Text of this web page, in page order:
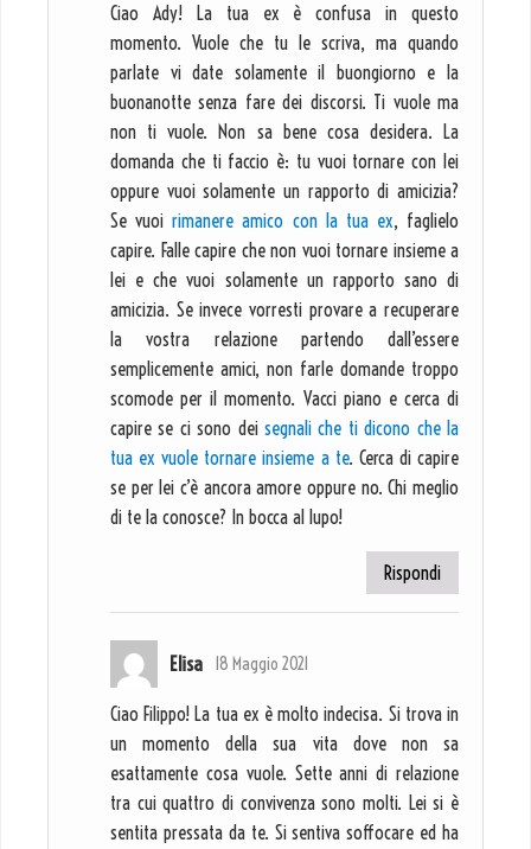
Ciao Ady! La tua ex è confusa in questo
momento. Vuole che tu le scriva, ma quando
parlate vi date solamente il buongiorno e la
buonanotte senza fare dei discorsi. Ti vuole ma
non ti vuole. Non sa bene cosa desidera. La
domanda che ti faccio è: tu vuoi tornare con lei
oppure vuoi solamente un rapporto di amicizia?
Se vuoirimanere amico con la tua ex, faglielo
capire. Falle capire che non vuoi tornare insieme a
lei e che vuoi solamente un rapporto sano di
amicizia. Se invece vorresti provare a recuperare
la vostra relazione partendo dall’essere
semplicemente amici, non farle domande troppo
scomode per il momento. Vacci piano e cerca di
capire se ci sono dei segnali che ti dicono che la
tua ex vuole tornare insieme a te. Cerca di capire
se per lei c’è ancora amore oppure no. Chi meglio
di te la conosce? In bocca al lupo!
Rispondi
Elisa 18 Maggio 2021
Ciao Filippo! La tua ex è molto indecisa. Si trova in
un momento della sua vita dove non sa
esattamente cosa vuole. Sette anni di relazione
tra cui quattro di convivenza sono molti. Lei si è
sentita pressata da te. Si sentiva soffocare ed ha